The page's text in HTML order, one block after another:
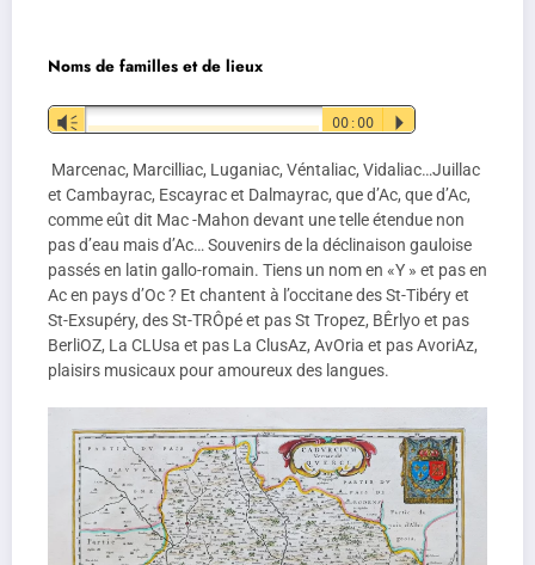
Noms de familles et de lieux
Lecteur
audio
Vm 00:00 P
Marcenac, Marcilliac, Luganiac, Véntaliac, Vidaliac…Juillac
et Cambayrac, Escayrac et Dalmayrac, que d’Ac, que d’Ac,
comme eût dit Mac -Mahon devant une telle étendue non
pas d’eau mais d’Ac… Souvenirs de la déclinaison gauloise
passés en latin gallo-romain. Tiens un nom en «Y » et pas en
Ac en pays d’Oc ? Et chantent à l’occitane des St-Tibéry et
St-Exsupéry, des St-TRÔpé et pas St Tropez, BÊrlyo et pas
BerliOZ, La CLUsa et pas La ClusAz, AvOria et pas AvoriAz,
plaisirs musicaux pour amoureux des langues.